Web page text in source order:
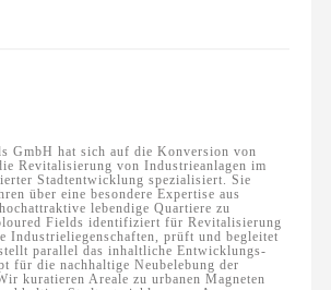
GmbH hat sich auf die Konversion von
Revitalisierung von Industrieanlagen im
Stadtentwicklung spezialisiert. Sie
über eine besondere Expertise aus
lebendige Quartiere zu
Fields identifiziert für Revitalisierung
Industrieliegenschaften, prüft und begleitet
parallel das inhaltliche Entwicklungs-
für die nachhaltige Neubelebung der
kuratieren Areale zu urbanen Magneten